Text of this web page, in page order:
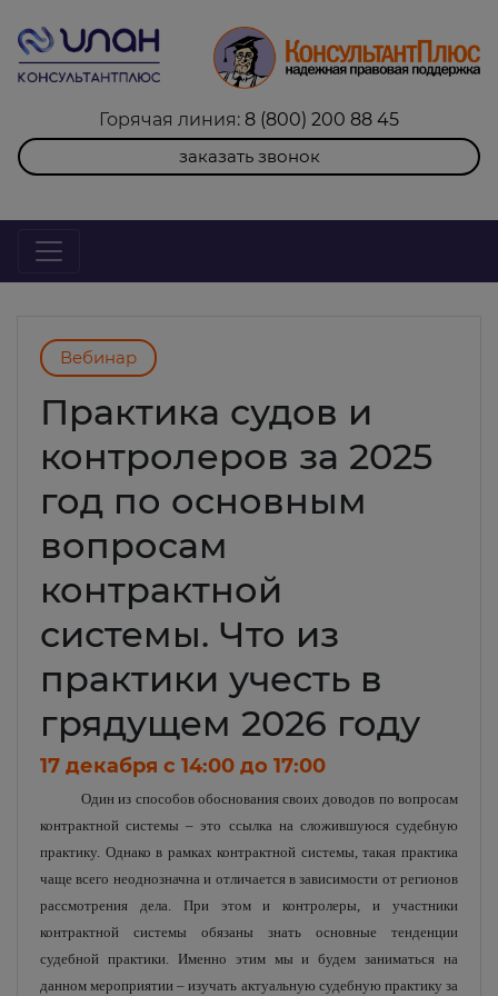
Горячая линия: 8 (800) 200 88 45
заказать звонок
Вебинар
Практика судов и
контролеров за 2025
год по основным
вопросам
контрактной
системы. Что из
практики учесть в
грядущем 2026 году
17 декабря c 14:00 до 17:00
Один из способов обоснования своих доводов по вопросам
контрактной системы – это ссылка на сложившуюся судебную
практику. Однако в рамках контрактной системы, такая практика
чаще всего неоднозначна и отличается в зависимости от регионов
рассмотрения дела. При этом и контролеры, и участники
контрактной системы обязаны знать основные тенденции
судебной практики. Именно этим мы и будем заниматься на
данном мероприятии – изучать актуальную судебную практику за